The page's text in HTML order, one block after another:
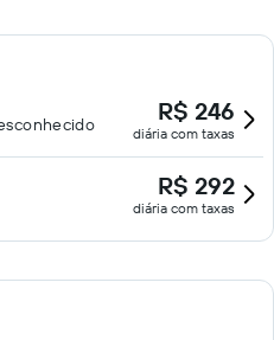
R$ 246
diária com taxas
R$ 292
diária com taxas